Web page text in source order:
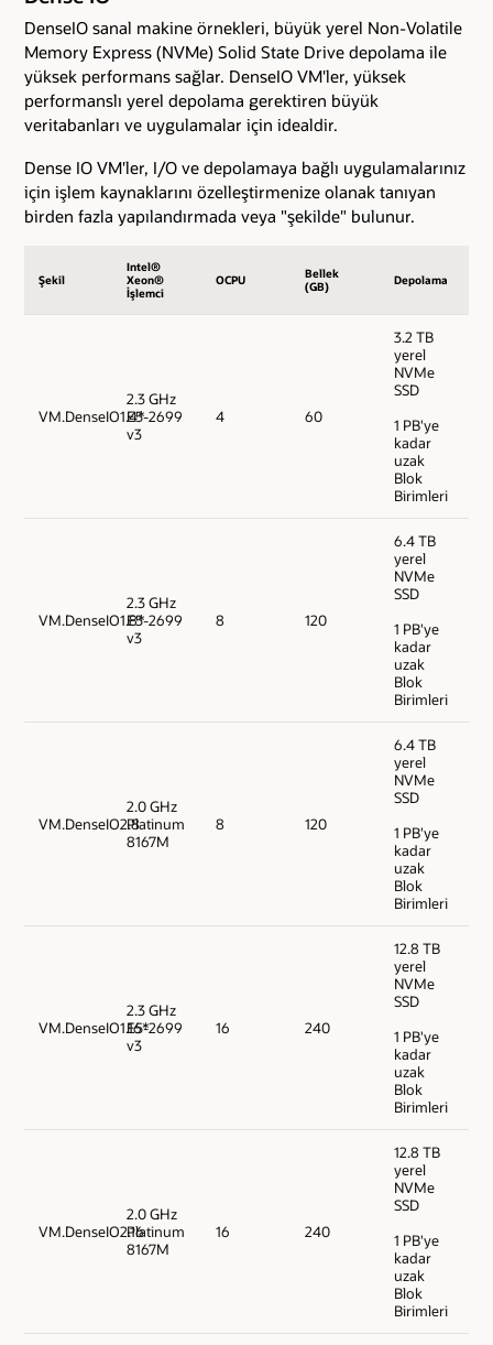
DenseIO sanal makine örnekleri, büyük yerel Non-Volatile
Memory Express (NVMe) Solid State Drive depolama ile
yüksek performans sağlar. DenseIO VM'ler, yüksek
performanslı yerel depolama gerektiren büyük
veritabanları ve uygulamalar için idealdir.
Dense IO VM'ler, I/O ve depolamaya bağlı uygulamalarınız
için işlem kaynaklarını özelleştirmenize olanak tanıyan
birden fazla yapılandırmada veya "şekilde" bulunur.
Şekil
Intel®
Xeon®
İşlemci
OCPU
Bellek
(GB)
Depolama
VM.DenseIO1.4*
2.3 GHz
E5-2699
v3
4 60
3.2 TB
yerel
NVMe
SSD
1 PB'ye
kadar
uzak
Blok
Birimleri
VM.DenseIO1.8*
2.3 GHz
E5-2699
v3
8 120
6.4 TB
yerel
NVMe
SSD
1 PB'ye
kadar
uzak
Blok
Birimleri
VM.DenseIO2.8
2.0 GHz
Platinum
8167M
8 120
6.4 TB
yerel
NVMe
SSD
1 PB'ye
kadar
uzak
Blok
Birimleri
VM.DenseIO1.16*
2.3 GHz
E5-2699
v3
16 240
12.8 TB
yerel
NVMe
SSD
1 PB'ye
kadar
uzak
Blok
Birimleri
VM.DenseIO2.16
2.0 GHz
Platinum
8167M
16 240
12.8 TB
yerel
NVMe
SSD
1 PB'ye
kadar
uzak
Blok
Birimleri